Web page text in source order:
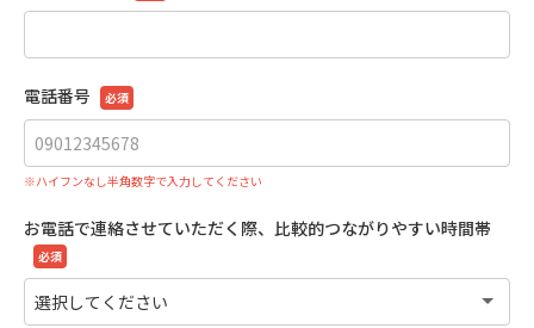
電話番号 必須
※ハイフンなし半角数字で入力してください
お電話で連絡させていただく際、比較的つながりやすい時間帯
必須